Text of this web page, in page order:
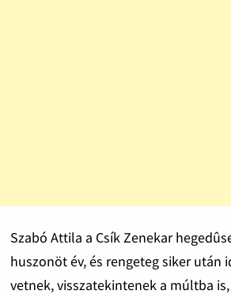
Szabó Attila a Csík Zenekar
huszonöt év, és rengeteg siker után
vetnek, visszatekintenek a múltba